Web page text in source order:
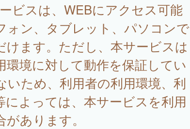
ビスは、WEBにアクセス可能
ォン、タブレット、パソコンで
けます。ただし、本サービスは
環境に対して動作を保証してい
いため、利用者の利用環境、利
によっては、本サービスを利用
あります。